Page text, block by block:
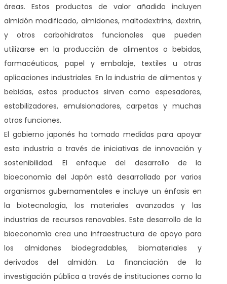
áreas. Estos productos de valor añadido incluyen
almidón modificado, almidones, maltodextrins, dextrin,
y otros carbohidratos funcionales que pueden
utilizarse en la producción de alimentos o bebidas,
farmacéuticas, papel y embalaje, textiles u otras
aplicaciones industriales. En la industria de alimentos y
bebidas, estos productos sirven como espesadores,
estabilizadores, emulsionadores, carpetas y muchas
otras funciones.
El gobierno japonés ha tomado medidas para apoyar
esta industria a través de iniciativas de innovación y
sostenibilidad. El enfoque del desarrollo de la
bioeconomía del Japón está desarrollado por varios
organismos gubernamentales e incluye un énfasis en
la biotecnología, los materiales avanzados y las
industrias de recursos renovables. Este desarrollo de la
bioeconomía crea una infraestructura de apoyo para
los almidones biodegradables, biomateriales y
derivados del almidón. La financiación de la
investigación pública a través de instituciones como la